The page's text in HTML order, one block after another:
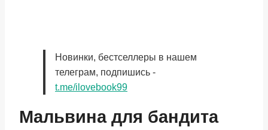
Новинки, бестселлеры в нашем
телеграм, подпишись -
t.me/ilovebook99
Мальвина для бандита